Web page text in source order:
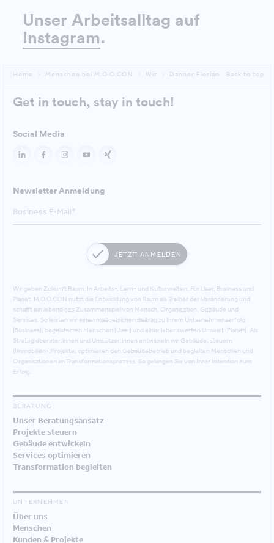
Unser Arbeitsalltag auf
Instagram.
Home Menschen bei M.O.O.CON Wir Danner Florian Back to top
Get in touch, stay in touch!
Social Media
Newsletter Anmeldung
JETZT ANMELDEN
Wir geben Zukunft Raum. In Arbeits-, Lern- und Kulturwelten. Für User, Business und
Planet. M.O.O.CON nutzt die Entwicklung von Raum als Treiber der Veränderung und
schafft ein lebendiges Zusammenspiel von Mensch, Organisation, Gebäude und
Services. So leisten wir einen maßgeblichen Beitrag zu Ihrem Unternehmenserfolg
(Business), begeisterten Menschen (User) und einer lebenswerten Umwelt (Planet). Als
Strategieberater:innen und Umsetzer:innen entwickeln wir Gebäude, steuern
(Immobilien-)Projekte, optimieren den Gebäudebetrieb und begleiten Menschen und
Organisationen im Transformationsprozess. So gelangen Sie von Ihrer Intention zum
Erfolg.
BERATUNG
Unser Beratungsansatz
Projekte steuern
Gebäude entwickeln
Services optimieren
Transformation begleiten
UNTERNEHMEN
Über uns
Menschen
Kunden & Projekte